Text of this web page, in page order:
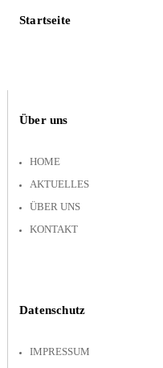
Startseite
Über uns
HOME
AKTUELLES
ÜBER UNS
KONTAKT
Datenschutz
IMPRESSUM